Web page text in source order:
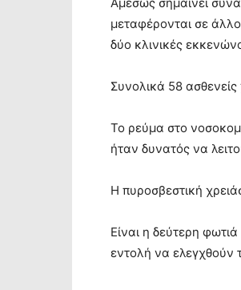
μεταφέρονται σε
δύο κλινικές
Συνολικά 58
Το ρεύμα στο
ήταν δυνατός να
Η πυροσβεστική
Είναι η δεύτερη
εντολή να ελεγχθούν